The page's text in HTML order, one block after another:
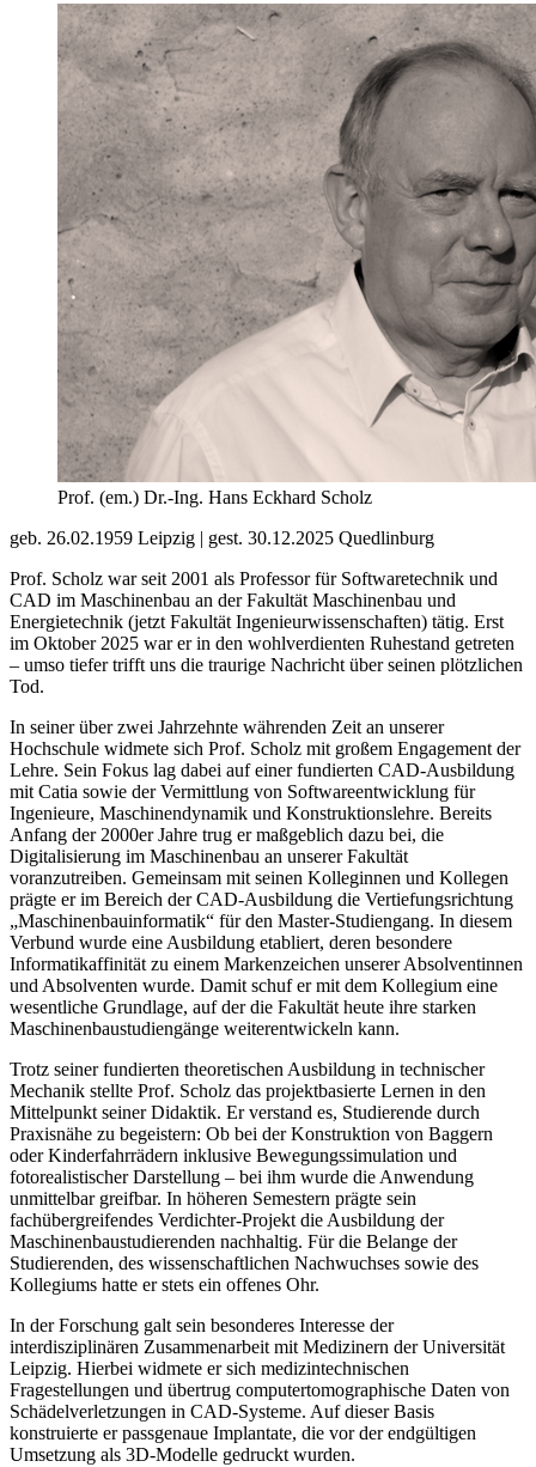
Prof. (em.) Dr.-Ing. Hans Eckhard Scholz
geb. 26.02.1959 Leipzig | gest. 30.12.2025 Quedlinburg
Prof. Scholz war seit 2001 als Professor für Softwaretechnik und
CAD im Maschinenbau an der Fakultät Maschinenbau und
Energietechnik (jetzt Fakultät Ingenieurwissenschaften) tätig. Erst
im Oktober 2025 war er in den wohlverdienten Ruhestand getreten
– umso tiefer trifft uns die traurige Nachricht über seinen plötzlichen
Tod.
In seiner über zwei Jahrzehnte währenden Zeit an unserer
Hochschule widmete sich Prof. Scholz mit großem Engagement der
Lehre. Sein Fokus lag dabei auf einer fundierten CAD-Ausbildung
mit Catia sowie der Vermittlung von Softwareentwicklung für
Ingenieure, Maschinendynamik und Konstruktionslehre. Bereits
Anfang der 2000er Jahre trug er maßgeblich dazu bei, die
Digitalisierung im Maschinenbau an unserer Fakultät
voranzutreiben. Gemeinsam mit seinen Kolleginnen und Kollegen
prägte er im Bereich der CAD-Ausbildung die Vertiefungsrichtung
„Maschinenbauinformatik“ für den Master-Studiengang. In diesem
Verbund wurde eine Ausbildung etabliert, deren besondere
Informatikaffinität zu einem Markenzeichen unserer Absolventinnen
und Absolventen wurde. Damit schuf er mit dem Kollegium eine
wesentliche Grundlage, auf der die Fakultät heute ihre starken
Maschinenbaustudiengänge weiterentwickeln kann.
Trotz seiner fundierten theoretischen Ausbildung in technischer
Mechanik stellte Prof. Scholz das projektbasierte Lernen in den
Mittelpunkt seiner Didaktik. Er verstand es, Studierende durch
Praxisnähe zu begeistern: Ob bei der Konstruktion von Baggern
oder Kinderfahrrädern inklusive Bewegungssimulation und
fotorealistischer Darstellung – bei ihm wurde die Anwendung
unmittelbar greifbar. In höheren Semestern prägte sein
fachübergreifendes Verdichter-Projekt die Ausbildung der
Maschinenbaustudierenden nachhaltig. Für die Belange der
Studierenden, des wissenschaftlichen Nachwuchses sowie des
Kollegiums hatte er stets ein offenes Ohr.
In der Forschung galt sein besonderes Interesse der
interdisziplinären Zusammenarbeit mit Medizinern der Universität
Leipzig. Hierbei widmete er sich medizintechnischen
Fragestellungen und übertrug computertomographische Daten von
Schädelverletzungen in CAD-Systeme. Auf dieser Basis
konstruierte er passgenaue Implantate, die vor der endgültigen
Umsetzung als 3D-Modelle gedruckt wurden.